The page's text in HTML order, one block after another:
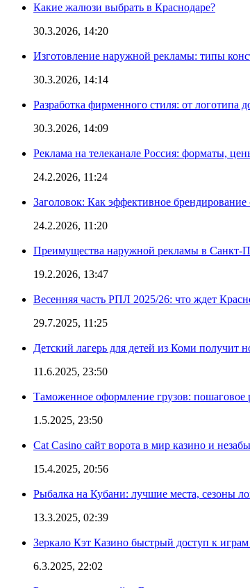
Какие жалюзи выбрать в Краснодаре?
30.3.2026, 14:20
Изготовление наружной рекламы: типы
30.3.2026, 14:14
Разработка фирменного стиля: от логотипа
30.3.2026, 14:09
Реклама на телеканале Россия: форматы,
24.2.2026, 11:24
Заголовок: Как эффективное
24.2.2026, 11:20
Преимущества наружной рекламы в Санкт-
19.2.2026, 13:47
Весенняя часть РПЛ 2025/26: что ждет
29.7.2025, 11:25
Детский лагерь для детей из Коми получит
11.6.2025, 23:50
Таможенное оформление грузов: пошаговое
1.5.2025, 23:50
Cat Casino сайт ворота в мир казино и
15.4.2025, 20:56
Рыбалка на Кубани: лучшие места, сезоны
13.3.2025, 02:39
Зеркало Кэт Казино быстрый доступ к
6.3.2025, 22:02